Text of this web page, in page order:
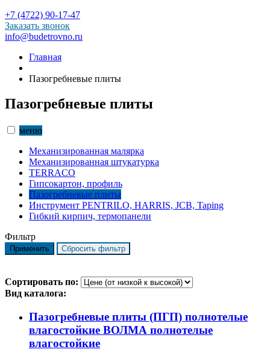
+7 (4722) 90-17-47
Заказать звонок
info@budetrovno.ru
Главная
Пазогребневые плиты
Пазогребневые плиты
меню
Механизированная малярка
Механизированная штукатурка
TERRACO
Гипсокартон, профиль
Пазогребневые плиты
Инструмент PENTRILO, HARRIS, JCB, Taping
Гибкий кирпич, термопанели
Фильтр
Сортировать по:
Вид каталога:
Пазогребневые плиты (ПГП) полнотелые
влагостойкие ВОЛМА полнотелые
влагостойкие